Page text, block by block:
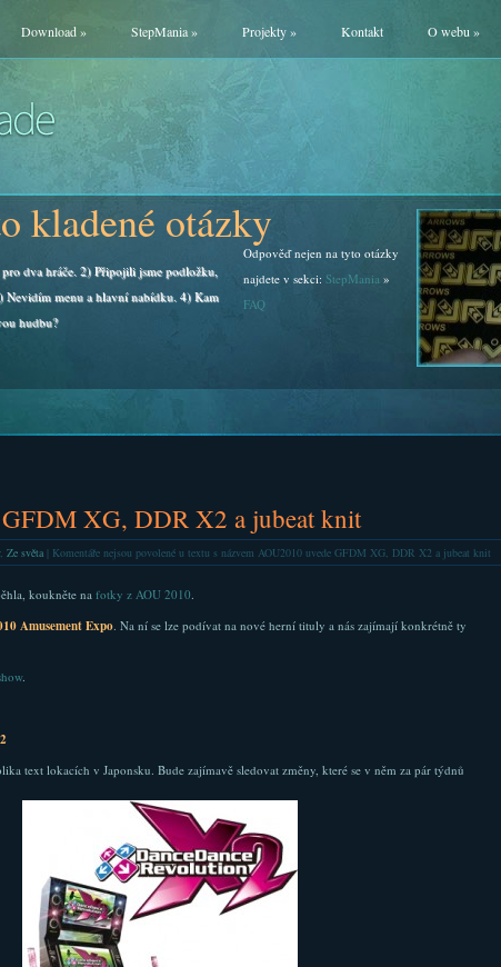
Download» StepMania» Projekty» Kontakt O webu »
kladené otázky
dva hráče. 2) Připojili jsme podložku,
Nevidím menu a hlavní nabídku. 4) Kam
hudbu?
Odpověď nejen na tyto otázky
najdete v sekci: StepMania»
FAQ
XG, DDR X2 a jubeat knit
, Ze světa| Komentáře nejsou povolenéu textu s názvem AOU2010 uvede GFDM XG, DDR X2 a jubeat knit
koukněte nafotky z AOU 2010.
Amusement Expo. Na ní se lze podívat na nové herní tituly a nás zajímají konkrétně ty
.
text lokacích v Japonsku. Bude zajímavě sledovat změny, které se v něm za pár týdnů